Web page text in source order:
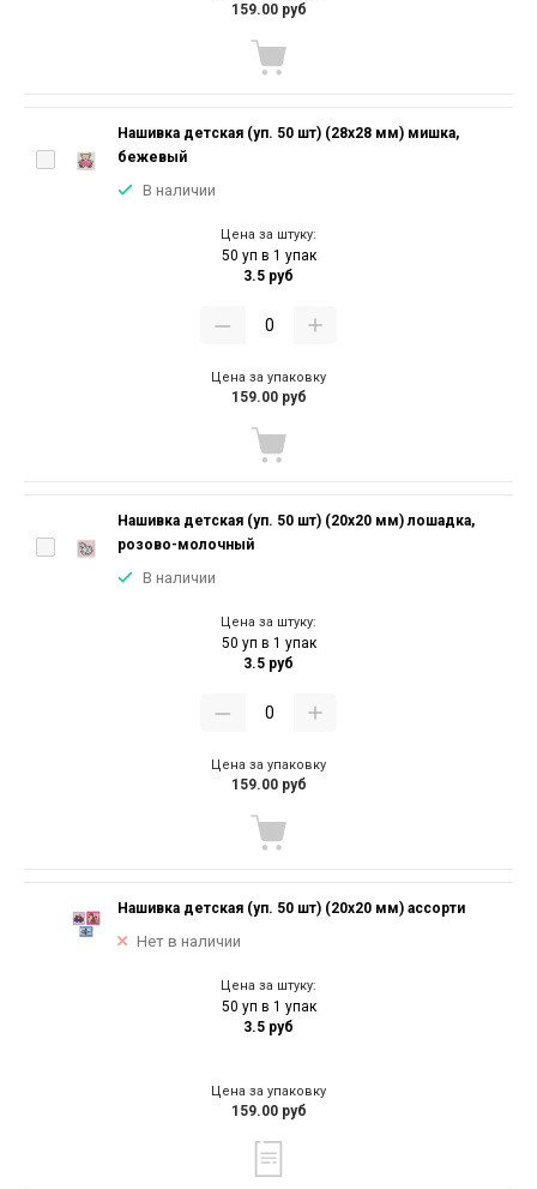
159.00 руб
Нашивка детская (уп. 50 шт) (28х28 мм) мишка,
бежевый
В наличии
Цена за штуку:
50 уп в 1 упак
3.5 руб
Цена за упаковку
159.00 руб
Нашивка детская (уп. 50 шт) (20х20 мм) лошадка,
розово-молочный
В наличии
Цена за штуку:
50 уп в 1 упак
3.5 руб
Цена за упаковку
159.00 руб
Нашивка детская (уп. 50 шт) (20х20 мм) ассорти
Нет в наличии
Цена за штуку:
50 уп в 1 упак
3.5 руб
Цена за упаковку
159.00 руб